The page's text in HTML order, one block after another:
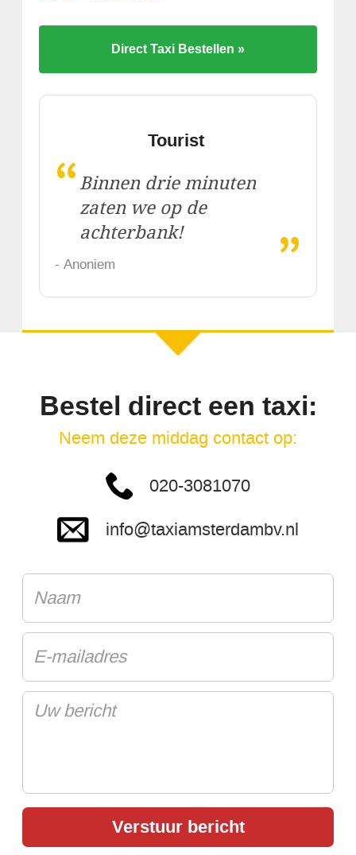
Direct Taxi Bestellen »
Tourist
“ Binnen drie minuten
zaten we op de
achterbank!
„
- Anoniem
Bestel direct een taxi:
Neem deze middag contact op:
020-3081070
info@taxiamsterdambv.nl